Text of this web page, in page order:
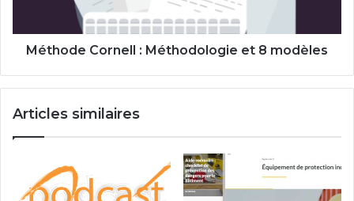
Méthode Cornell : Méthodologie et 8 modèles
Articles similaires